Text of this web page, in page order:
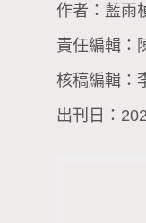
作者：藍雨
責任編輯：
核稿編輯：
出刊日：